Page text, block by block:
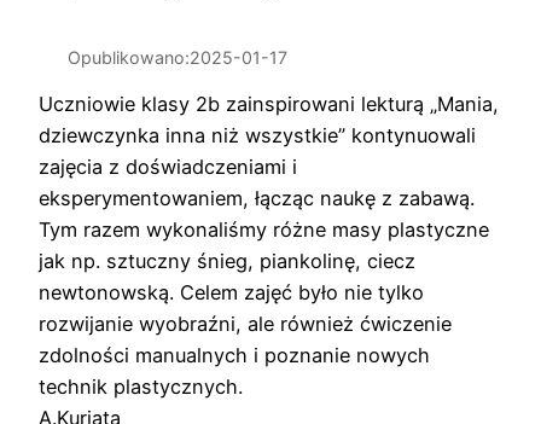
Opublikowano:2025-01-17
Uczniowie klasy 2b zainspirowani lekturą „Mania,
dziewczynka inna niż wszystkie” kontynuowali
zajęcia z doświadczeniami i
eksperymentowaniem, łącząc naukę z zabawą.
Tym razem wykonaliśmy różne masy plastyczne
jak np. sztuczny śnieg, piankolinę, ciecz
newtonowską. Celem zajęć było nie tylko
rozwijanie wyobraźni, ale również ćwiczenie
zdolności manualnych i poznanie nowych
technik plastycznych.
A.Kuriata